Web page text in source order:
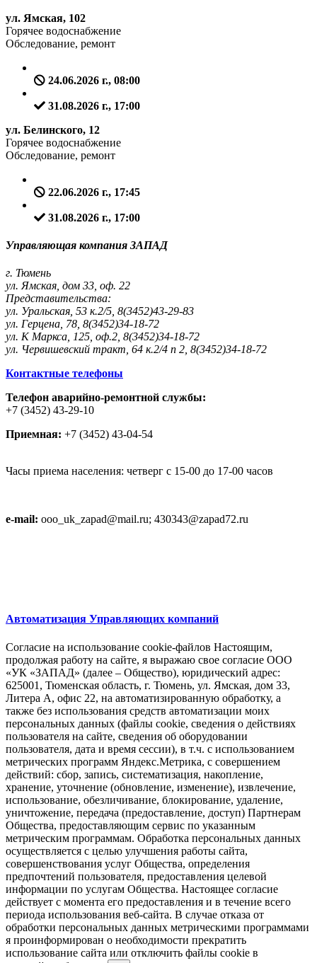
ул. Ямская, 102
Горячее водоснабжение
Обследование, ремонт
24.06.2026 г., 08:00
31.08.2026 г., 17:00
ул. Белинского, 12
Горячее водоснабжение
Обследование, ремонт
22.06.2026 г., 17:45
31.08.2026 г., 17:00
Управляющая компания ЗАПАД
г. Тюмень
ул. Ямская, дом 33, оф. 22
Представительства:
ул. Уральская, 53 к.2/5, 8(3452)43-29-83
ул. Герцена, 78, 8(3452)34-18-72
ул. К Маркса, 125, оф.2, 8(3452)34-18-72
ул. Червишевский тракт, 64 к.2/4 п 2, 8(3452)34-18-72
Контактные телефоны
Телефон аварийно-ремонтной службы:
+7 (3452) 43-29-10
Приемная: +7 (3452) 43-04-54
Часы приема населения: четверг с 15-00 до 17-00 часов
e-mail: ooo_uk_zapad@mail.ru; 430343@zapad72.ru
Автоматизация Управляющих компаний
Согласие на использование cookie-файлов Настоящим,
продолжая работу на сайте, я выражаю свое согласие ООО
«УК «ЗАПАД» (далее – Общество), юридический адрес:
625001, Тюменская область, г. Тюмень, ул. Ямская, дом 33,
Литера А, офис 22, на автоматизированную обработку, а
также без использования средств автоматизации моих
персональных данных (файлы cookie, сведения о действиях
пользователя на сайте, сведения об оборудовании
пользователя, дата и время сессии), в т.ч. с использованием
метрических программ Яндекс.Метрика, с совершением
действий: сбор, запись, систематизация, накопление,
хранение, уточнение (обновление, изменение), извлечение,
использование, обезличивание, блокирование, удаление,
уничтожение, передача (предоставление, доступ) Партнерам
Общества, предоставляющим сервис по указанным
метрическим программам. Обработка персональных данных
осуществляется с целью улучшения работы сайта,
совершенствования услуг Общества, определения
предпочтений пользователя, предоставления целевой
информации по услугам Общества. Настоящее согласие
действует с момента его предоставления и в течение всего
периода использования веб-сайта. В случае отказа от
обработки персональных данных метрическими программами
я проинформирован о необходимости прекратить
использование сайта или отключить файлы cookie в